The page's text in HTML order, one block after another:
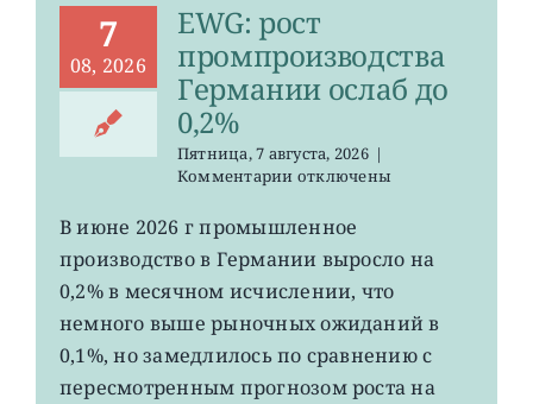
7
08, 2026
EWG: рост
промпроизводства
Германии ослаб до
0,2%
Пятница, 7 августа, 2026 |
Комментариик
EWG:
рост
промпроизводства
Германии
до
0,2%
отключены
В июне 2026 г промышленное
производство в Германии выросло на
0,2% в месячном исчислении, что
немного выше рыночных ожиданий в
0,1%, но замедлилось по сравнению с
пересмотренным прогнозом роста на